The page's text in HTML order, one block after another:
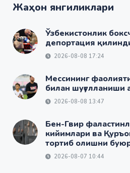
Жаҳон янгиликлари
Ўзбекистонлик
депортация
2026-08-08 17:24
Мессининг
билан шуғулланиши
2026-08-08 13:47
Бен-Гвир
кийимлари ва
тортиб олишни
2026-08-07 10:44